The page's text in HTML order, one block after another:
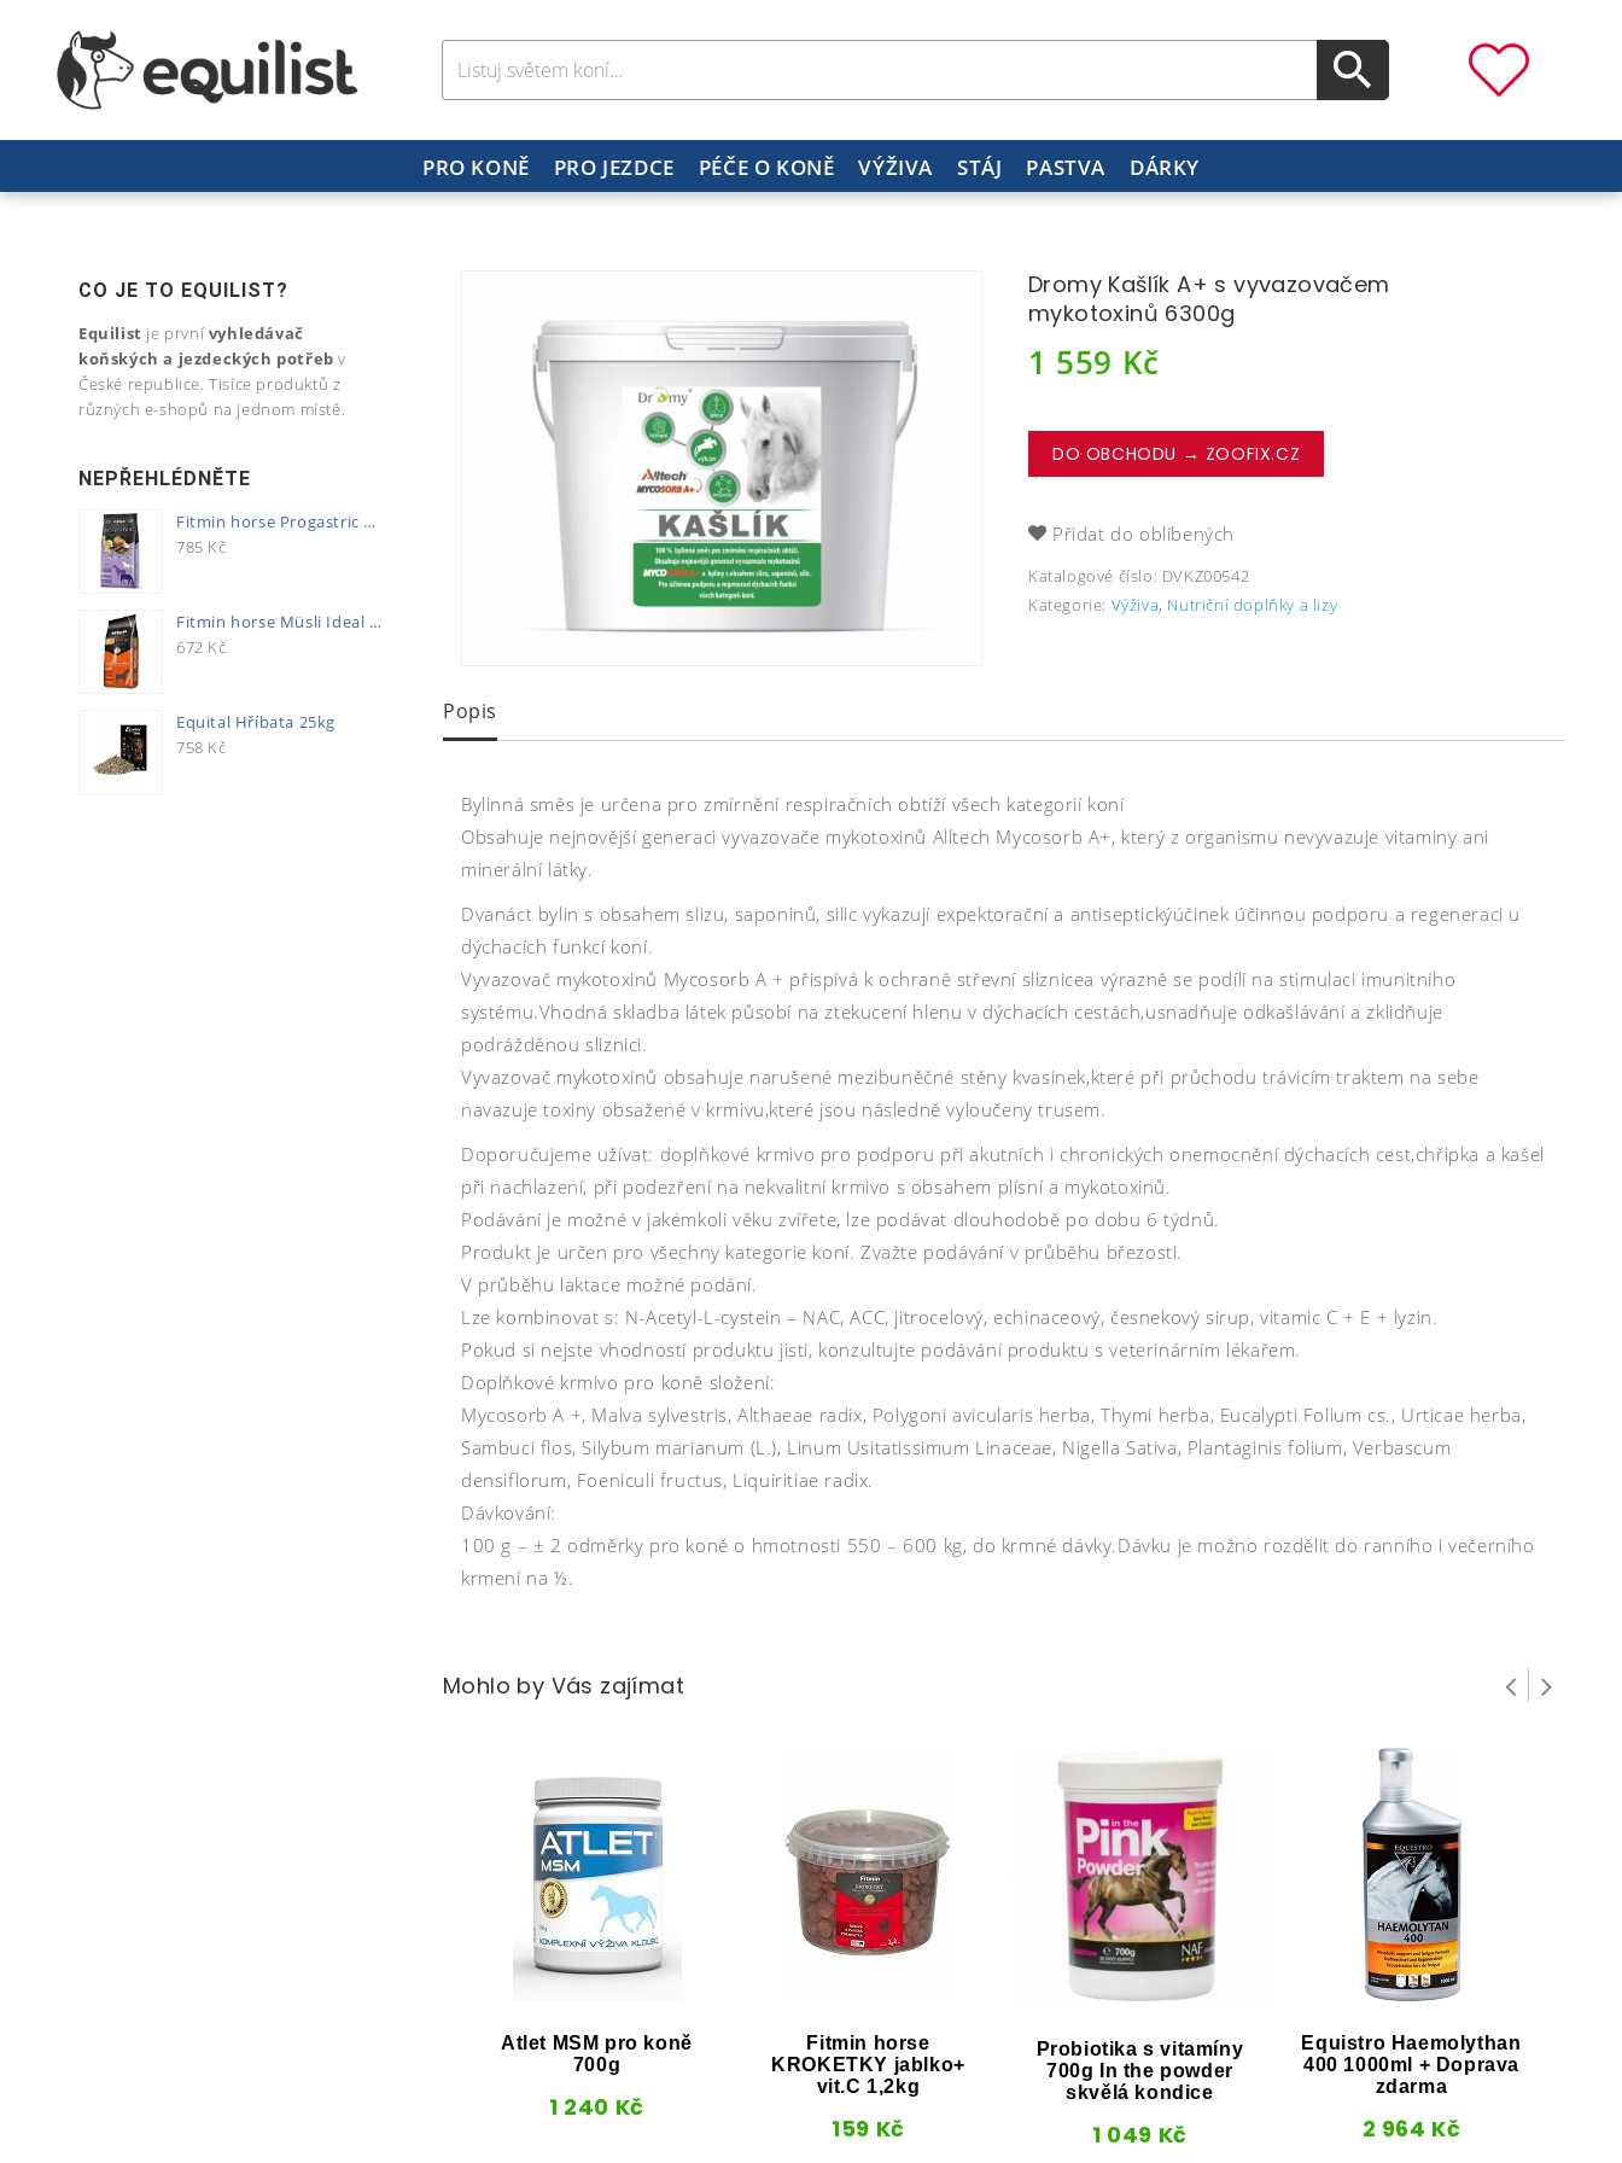
PRO KONĚ PRO JEZDCE PÉČE O KONĚ VÝŽIVA STÁJ PASTVA DÁRKY
Dromy Kašlík A+ s vyvazovačem
mykotoxinů 6300g
1 559 Kč
DO OBCHODU → ZOOFIX.CZ
Přidat do oblíbených
Katalogové číslo: DVKZ00542
Kategorie: Výživa, Nutriční doplňky a lizy
Popis
Bylinná směs je určena pro zmírnění respiračních obtíží všech kategorií koní
Obsahuje nejnovější generaci vyvazovače mykotoxinů Alltech Mycosorb A+, který z organismu nevyvazuje vitaminy ani
minerální látky.
Dvanáct bylin s obsahem slizu, saponinů, silic vykazují expektorační a antiseptickýúčinek účinnou podporu a regeneraci u
dýchacích funkcí koní.
Vyvazovač mykotoxinů Mycosorb A + přispívá k ochraně střevní sliznicea výrazně se podílí na stimulaci imunitního
systému.Vhodná skladba látek působí na ztekucení hlenu v dýchacích cestách,usnadňuje odkašlávání a zklidňuje
podrážděnou sliznici.
Vyvazovač mykotoxinů obsahuje narušené mezibuněčné stěny kvasinek,které při průchodu trávicím traktem na sebe
navazuje toxiny obsažené v krmivu,které jsou následně vyloučeny trusem.
Doporučujeme užívat: doplňkové krmivo pro podporu při akutních i chronických onemocnění dýchacích cest,chřipka a kašel
při nachlazení, při podezření na nekvalitní krmivo s obsahem plísní a mykotoxinů.
Podávání je možné v jakémkoli věku zvířete, lze podávat dlouhodobě po dobu 6 týdnů.
Produkt je určen pro všechny kategorie koní. Zvažte podávání v průběhu březosti.
V průběhu laktace možné podání.
Lze kombinovat s: N-Acetyl-L-cystein – NAC, ACC, jitrocelový, echinaceový, česnekový sirup, vitamic C + E + lyzin.
Pokud si nejste vhodností produktu jisti, konzultujte podávání produktu s veterinárním lékařem.
Doplňkové krmivo pro koně složení:
Mycosorb A +, Malva sylvestris, Althaeae radix, Polygoni avicularis herba, Thymi herba, Eucalypti Folium cs., Urticae herba,
Sambuci flos, Silybum marianum (L.), Linum Usitatissimum Linaceae, Nigella Sativa, Plantaginis folium, Verbascum
densiflorum, Foeniculi fructus, Liquiritiae radix.
Dávkování:
100 g – ± 2 odměrky pro koně o hmotnosti 550 – 600 kg, do krmné dávky.Dávku je možno rozdělit do ranního i večerního
krmení na ½.
Mohlo by Vás zajímat
Atlet MSM pro koně
700g
1 240 Kč
Fitmin horse
KROKETKY jablko+
vit.C 1,2kg
159 Kč
Probiotika s vitamíny
700g In the powder
skvělá kondice
1 049 Kč
Equistro Haemolythan
400 1000ml + Doprava
zdarma
2 964 Kč
CO JE TO EQUILIST?
Equilist je první vyhledávač
koňských a jezdeckých potřeb v
České republice. Tisíce produktů z
různých e-shopů na jednom místě.
NEPŘEHLÉDNĚTE
Fitmin horse Progastric 20kg
785 Kč
Fitmin horse Müsli Ideal 20kg
672 Kč
Equital Hříbata 25kg
758 Kč